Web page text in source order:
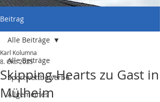
Beitrag
Alle Beiträge
Sportwettbewerbe
Allgemeines
Alle Beiträge
Skipping-Hearts zu Gast in
Mülheim
Karl Kolumna
8. Okt. 2025